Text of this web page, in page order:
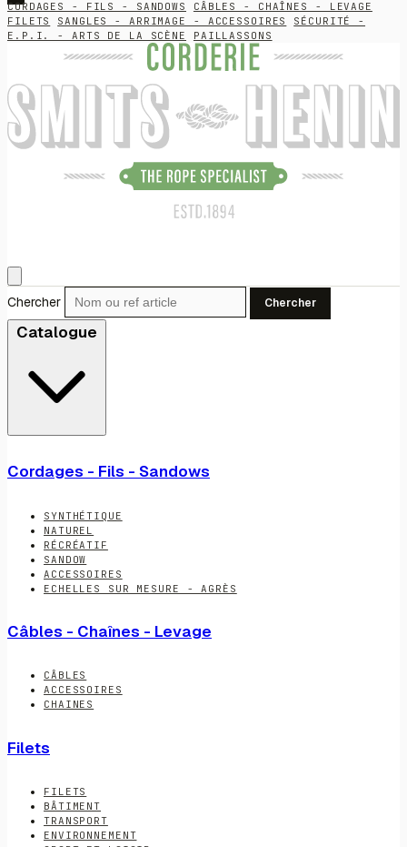
CORDAGES - FILS - SANDOWS
CÂBLES - CHAÎNES - LEVAGE
FILETS
SANGLES - ARRIMAGE - ACCESSOIRES
SÉCURITÉ -
E.P.I. - ARTS DE LA SCÈNE
PAILLASSONS
Chercher Chercher
Catalogue
Cordages - Fils - Sandows
SYNTHÉTIQUE
NATUREL
RÉCRÉATIF
SANDOW
ACCESSOIRES
ECHELLES SUR MESURE - AGRÈS
Câbles - Chaînes - Levage
CÂBLES
ACCESSOIRES
CHAINES
Filets
FILETS
BÂTIMENT
TRANSPORT
ENVIRONNEMENT